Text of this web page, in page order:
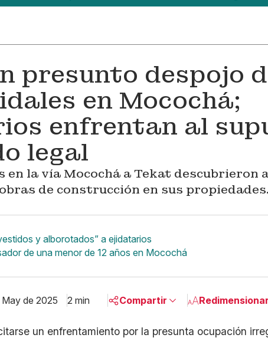
presunto despojo
en Mocochá;
enfrentan al
legal
en la vía Mocochá a Tekat descubrieron
de construcción en sus propiedades.
y alborotados” a ejidatarios
de una menor de 12 años en Mocochá
May de 2025 2 min Compartir
Linkedin
Pequeño